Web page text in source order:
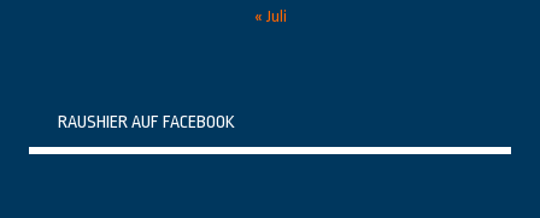
« Juli
RAUSHIER AUF FACEBOOK